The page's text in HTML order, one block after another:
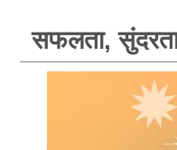
सफलता, सुंदरता